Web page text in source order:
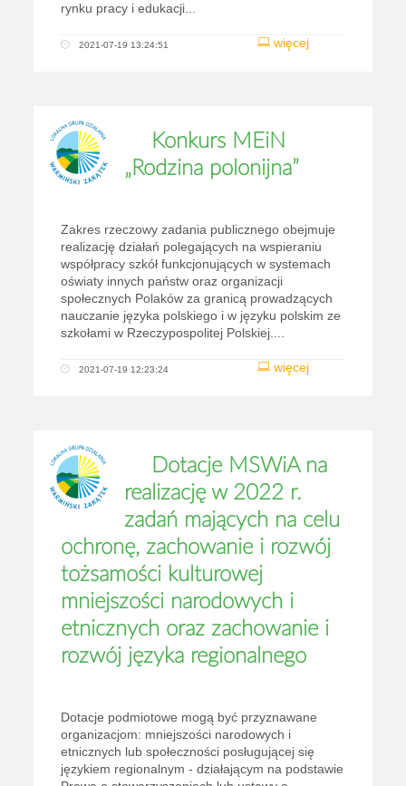
rynku pracy i edukacji...
więcej
2021-07-19 13:24:51
Konkurs MEiN
„Rodzina polonijna”
Zakres rzeczowy zadania publicznego obejmuje
realizację działań polegających na wspieraniu
współpracy szkół funkcjonujących w systemach
oświaty innych państw oraz organizacji
społecznych Polaków za granicą prowadzących
nauczanie języka polskiego i w języku polskim ze
szkołami w Rzeczypospolitej Polskiej....
więcej
2021-07-19 12:23:24
Dotacje MSWiA na
realizację w 2022 r.
zadań mających na celu
ochronę, zachowanie i rozwój
tożsamości kulturowej
mniejszości narodowych i
etnicznych oraz zachowanie i
rozwój języka regionalnego
Dotacje podmiotowe mogą być przyznawane
organizacjom: mniejszości narodowych i
etnicznych lub społeczności posługującej się
językiem regionalnym - działającym na podstawie